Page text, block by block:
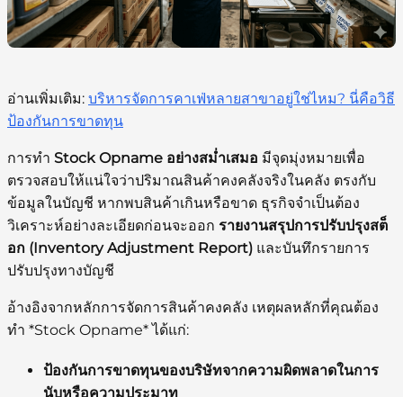
อ่านเพิ่มเติม: บริหารจัดการคาเฟ่หลายสาขาอยู่ใช่ไหม? นี่คือวิธี
ป้องกันการขาดทุน
การทำ Stock Opname อย่างสม่ำเสมอ มีจุดมุ่งหมายเพื่อ
ตรวจสอบให้แน่ใจว่าปริมาณสินค้าคงคลังจริงในคลัง ตรงกับ
ข้อมูลในบัญชี หากพบสินค้าเกินหรือขาด ธุรกิจจำเป็นต้อง
วิเคราะห์อย่างละเอียดก่อนจะออก รายงานสรุปการปรับปรุงสต็
อก (Inventory Adjustment Report) และบันทึกรายการ
ปรับปรุงทางบัญชี
อ้างอิงจากหลักการจัดการสินค้าคงคลัง เหตุผลหลักที่คุณต้อง
ทำ *Stock Opname* ได้แก่:
ป้องกันการขาดทุนของบริษัทจากความผิดพลาดในการ
นับหรือความประมาท